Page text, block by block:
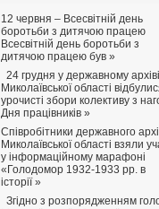
12 червня – Всесвітній день
боротьби з дитячою працею
Всесвітній день боротьби з
дитячою працею був »
24 грудня у державному архіві
Миколаївської області
урочисті збори колективу з
Дня працівників »
Співробітники державного
Миколаївської області взяли
у інформаційному марафоні
«Голодомор 1932-1933 рр. в
історії »
Згідно з розпорядженням